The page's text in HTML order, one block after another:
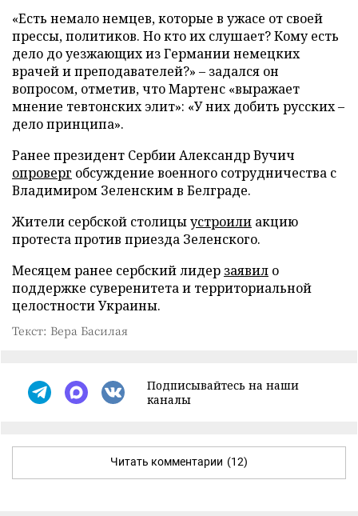
«Есть немало немцев, которые в ужасе от своей
прессы, политиков. Но кто их слушает? Кому есть
дело до уезжающих из Германии немецких
врачей и преподавателей?» – задался он
вопросом, отметив, что Мартенс «выражает
мнение тевтонских элит»: «У них добить русских –
дело принципа».
Ранее президент Сербии Александр Вучич
опроверг обсуждение военного сотрудничества с
Владимиром Зеленским в Белграде.
Жители сербской столицыустроили акцию
протеста против приезда Зеленского.
Месяцем ранее сербский лидер заявил о
поддержке суверенитета и территориальной
целостности Украины.
Текст: Вера Басилая
Подписывайтесь на наши
каналы
Читать комментарии (12)